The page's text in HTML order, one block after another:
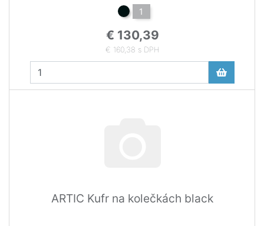
1
€ 130,39
€ 160,38 s DPH
ARTIC Kufr na kolečkách black